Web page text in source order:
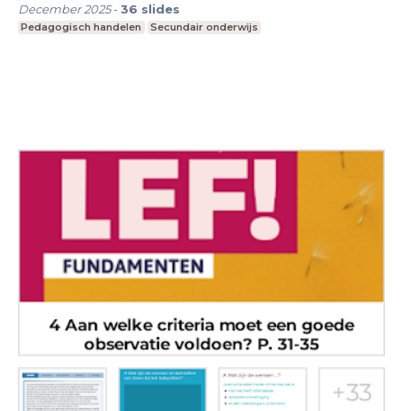
December 2025-36 slides
Pedagogisch handelen Secundair onderwijs